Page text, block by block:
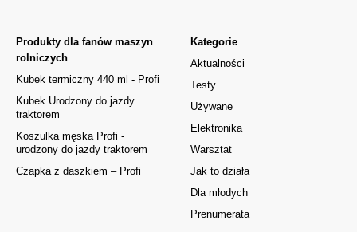
Kategorie
Aktualności
Testy
Używane
Elektronika
Warsztat
Jak to działa
Dla młodych
Prenumerata
Produkty dla fanów maszyn
rolniczych
Kubek termiczny 440 ml - Profi
Kubek Urodzony do jazdy
traktorem
Koszulka męska Profi -
urodzony do jazdy traktorem
Czapka z daszkiem – Profi